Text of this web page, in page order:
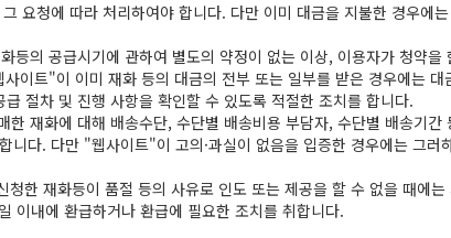
요청에 따라 처리하여야 합니다. 다만 이미 대금을 지불한 경우에
의 공급시기에 관하여 별도의 약정이 없는 이상, 이용자가 청약을
이트"이 이미 재화 등의 대금의 전부 또는 일부를 받은 경우에는
절차 및 진행 사항을 확인할 수 있도록 적절한 조치를 합니다.
재화에 대해 배송수단, 수단별 배송비용 부담자, 수단별 배송기간
니다. 다만 "웹사이트"이 고의·과실이 없음을 입증한 경우에는 그러
한 재화등이 품절 등의 사유로 인도 또는 제공을 할 수 없을 때에
이내에 환급하거나 환급에 필요한 조치를 취합니다.